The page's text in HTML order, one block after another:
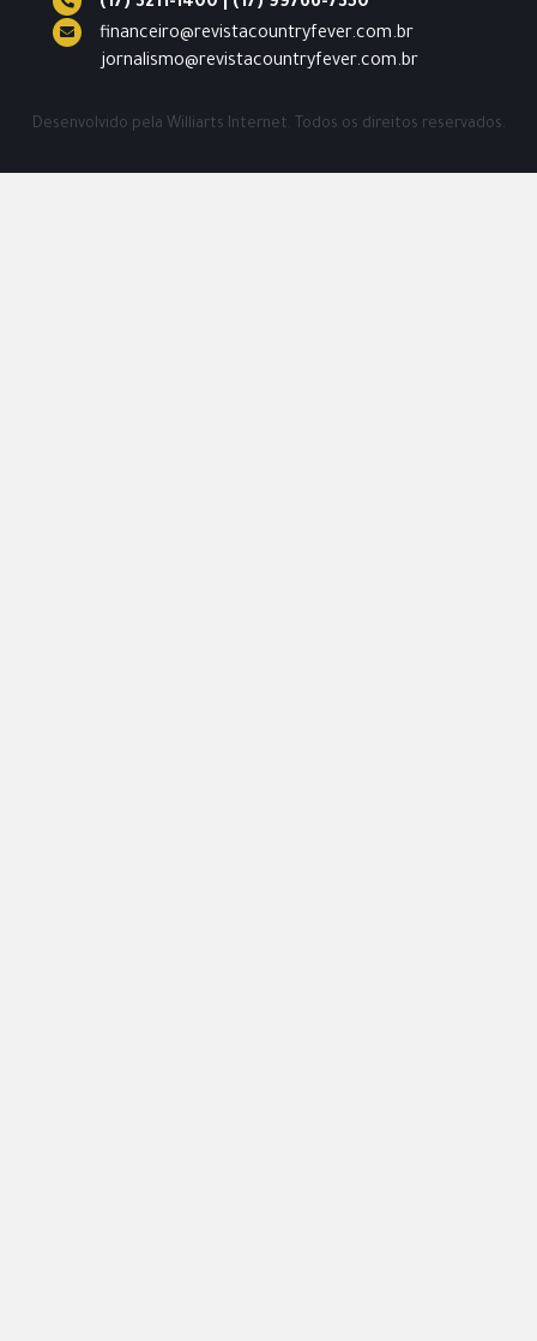
financeiro@revistacountryfever.com.br
jornalismo@revistacountryfever.com.br
Desenvolvido pela Williarts Internet. Todos os direitos reservados.